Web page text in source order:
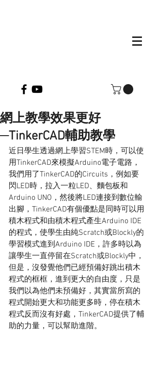
網上教學效果更好
─TinkerCAD輔助教學
近日學生透過網上學習STEM時，可以使
用TinkerCAD來模擬Arduino電子電路，
我們用了TinkerCAD的Circuits，例如要
閃LED時，拉入一粒LED、麵包板和
Arduino UNO，然後將LED連接到數位輸
出腳，TinkerCAD有個優點是同時可以用
積木程式和由積木程式產生Arduino IDE
的程式，使學生由純Scratch或Blockly的
學習模式進到Arduino IDE，許多時以為
讓學生一直停留在Scratch或Blockly中，
但是，沒發覺他們已經預備好跳出積木
程式的框框，進到更大的自由度，只是
我們以為他們未預備好，其實當所寫的
程式開始更大和功能更多時，停在積木
程式反而沒有好處，TinkerCAD提供了輔
助的力量，可以幫助進階。